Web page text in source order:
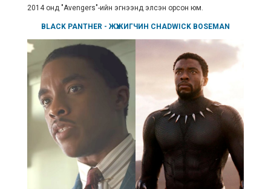
2014 онд "Avengers"-ийн эгнээнд элсэн орсон юм.
BLACK PANTHER - ЖҮЖИГЧИН CHADWICK BOSEMAN